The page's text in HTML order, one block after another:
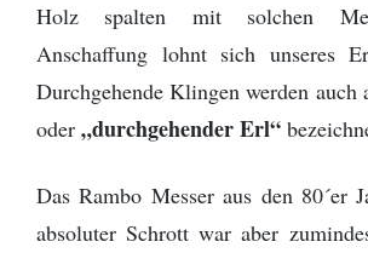
Holz spalten mit solchen
Anschaffung lohnt sich unseres
Durchgehende Klingen werden auch
oder „durchgehender Erl“
Das Rambo Messer aus den 80´er
absoluter Schrott war aber